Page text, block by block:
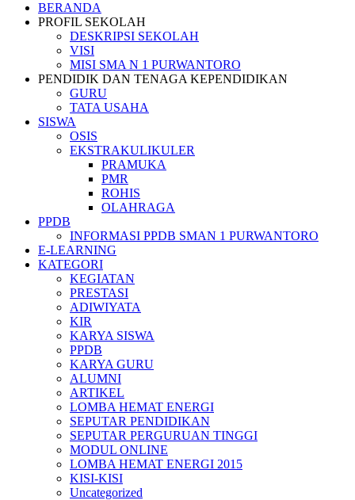
BERANDA
PROFIL SEKOLAH
DESKRIPSI SEKOLAH
VISI
MISI SMA N 1 PURWANTORO
PENDIDIK DAN TENAGA KEPENDIDIKAN
GURU
TATA USAHA
SISWA
OSIS
EKSTRAKULIKULER
PRAMUKA
PMR
ROHIS
OLAHRAGA
PPDB
INFORMASI PPDB SMAN 1 PURWANTORO
E-LEARNING
KATEGORI
KEGIATAN
PRESTASI
ADIWIYATA
KIR
KARYA SISWA
PPDB
KARYA GURU
ALUMNI
ARTIKEL
LOMBA HEMAT ENERGI
SEPUTAR PENDIDIKAN
SEPUTAR PERGURUAN TINGGI
MODUL ONLINE
LOMBA HEMAT ENERGI 2015
KISI-KISI
Uncategorized